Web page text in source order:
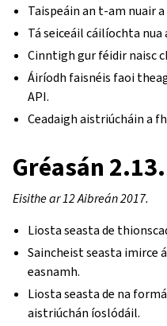
Taispeáin an t-am nuair
Tá seiceáil cáilíochta
Cinntigh gur féidir naisc
Áiríodh faisnéis faoi
API.
Ceadaigh aistriúcháin a
Gréasán
Eisithe ar 12 Aibreán 2017.
Liosta seasta de
Saincheist seasta imirce
easnamh.
Liosta seasta de na
aistriúchán íoslódáil.